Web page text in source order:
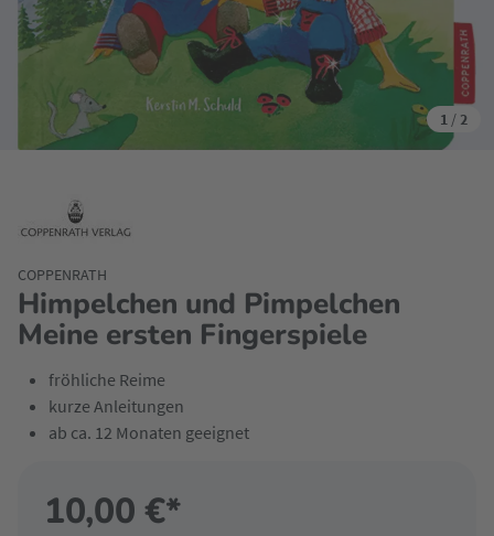
1 / 2
Himpelchen und Pimpelchen
Meine ersten Fingerspiele
COPPENRATH
fröhliche Reime
kurze Anleitungen
ab ca. 12 Monaten geeignet
10,00 €*